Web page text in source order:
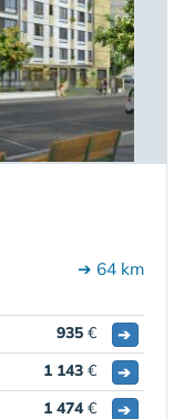
➔ 64 km
935 €
➔
1 143 €
➔
1 474€
➔